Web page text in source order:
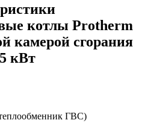
котлы Protherm
камерой сгорания
кВт
ГВС)